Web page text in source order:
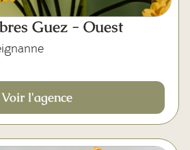
Guez - Ouest
Voir l'agence